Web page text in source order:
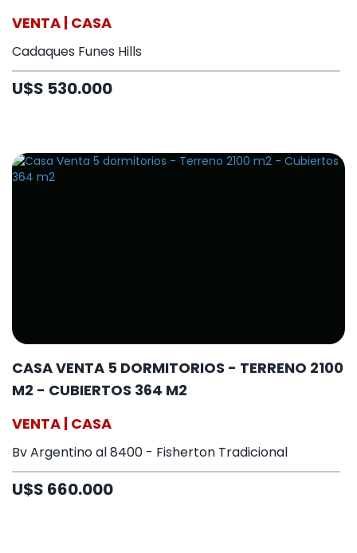
VENTA | CASA
Cadaques Funes Hills
U$S 530.000
CASA VENTA 5 DORMITORIOS - TERRENO 2100
M2 - CUBIERTOS 364 M2
VENTA | CASA
Bv Argentino al 8400 - Fisherton Tradicional
U$S 660.000